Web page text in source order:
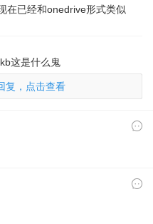
在已经和onedrive形式类似
这是什么鬼
复，点击查看